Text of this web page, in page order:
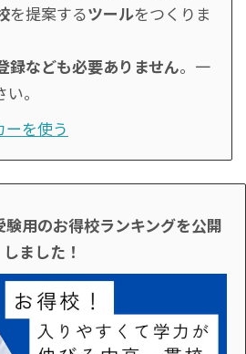
を提案するツールをつくりま
録なども必要ありません。一
。
を使う
験用のお得校ランキングを公開
しました！